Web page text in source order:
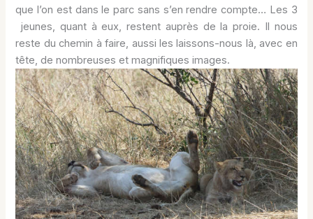
que l’on est dans le parc sans s’en rendre compte… Les 3
jeunes, quant à eux, restent auprès de la proie. Il nous
reste du chemin à faire, aussi les laissons-nous là, avec en
tête, de nombreuses et magnifiques images.